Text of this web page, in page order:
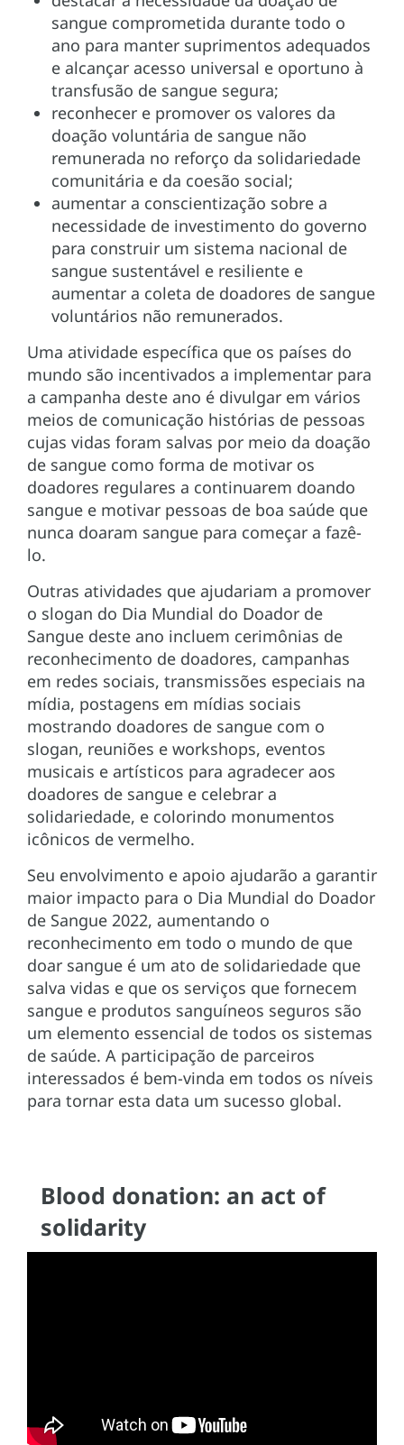
sangue comprometida durante todo o
ano para manter suprimentos adequados
e alcançar acesso universal e oportuno à
transfusão de sangue segura;
reconhecer e promover os valores da
doação voluntária de sangue não
remunerada no reforço da solidariedade
comunitária e da coesão social;
aumentar a conscientização sobre a
necessidade de investimento do governo
para construir um sistema nacional de
sangue sustentável e resiliente e
aumentar a coleta de doadores de sangue
voluntários não remunerados.
Uma atividade específica que os países do
mundo são incentivados a implementar para
a campanha deste ano é divulgar em vários
meios de comunicação histórias de pessoas
cujas vidas foram salvas por meio da doação
de sangue como forma de motivar os
doadores regulares a continuarem doando
sangue e motivar pessoas de boa saúde que
nunca doaram sangue para começar a fazê-
lo.
Outras atividades que ajudariam a promover
o slogan do Dia Mundial do Doador de
Sangue deste ano incluem cerimônias de
reconhecimento de doadores, campanhas
em redes sociais, transmissões especiais na
mídia, postagens em mídias sociais
mostrando doadores de sangue com o
slogan, reuniões e workshops, eventos
musicais e artísticos para agradecer aos
doadores de sangue e celebrar a
solidariedade, e colorindo monumentos
icônicos de vermelho.
Seu envolvimento e apoio ajudarão a garantir
maior impacto para o Dia Mundial do Doador
de Sangue 2022, aumentando o
reconhecimento em todo o mundo de que
doar sangue é um ato de solidariedade que
salva vidas e que os serviços que fornecem
sangue e produtos sanguíneos seguros são
um elemento essencial de todos os sistemas
de saúde. A participação de parceiros
interessados é bem-vinda em todos os níveis
para tornar esta data um sucesso global.
Blood donation: an act of
solidarity